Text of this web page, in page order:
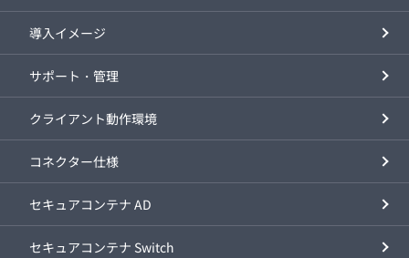
導入イメージ
サポート・管理
クライアント動作環境
コネクター仕様
セキュアコンテナ AD
セキュアコンテナ Switch